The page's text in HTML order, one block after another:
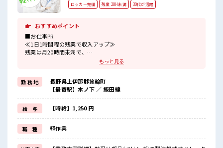
ロッカー完備 残業 20H未満 30代が活躍
おすすめポイント
■お仕事PR
≪1日1時間程の残業で収入アップ≫
残業は月20時間未満で、
制服があるので、
毎日の服装の悩み解消♪
≪初めての仕事だけど自分にもできそう≫
新しいことにチャレンジするのは不安だけど、
しっかり働く環境が整っています！
イチからスキルUP・ステップUP目指していきましょう！
≪自分に合った期間で働ける≫
福利厚生が整った派遣のお仕事です！
もっと見る
勤 務 地
長野県上伊那郡箕輪町
【最寄駅】木ノ下 ／ 飯田線
給 与 【時給】1,250 円
職 種 軽作業